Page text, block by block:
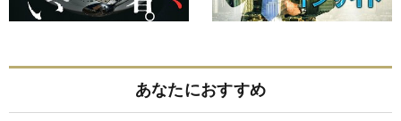
あなたにおすすめ